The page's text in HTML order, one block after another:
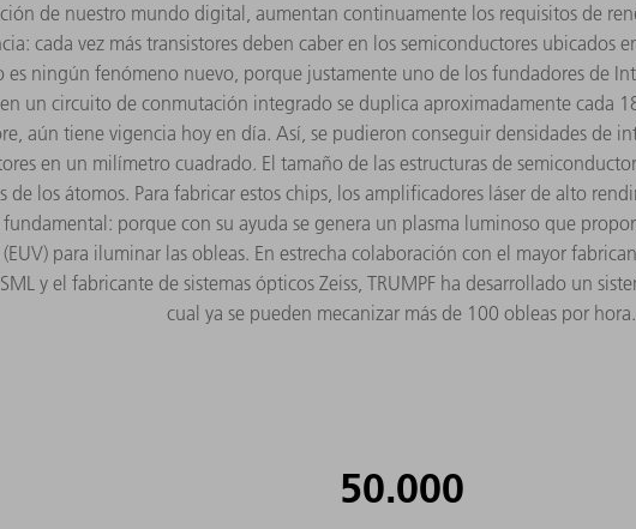
de nuestro mundo digital, aumentan continuamente los requisitos de
cada vez más transistores deben caber en los semiconductores ubicados
es ningún fenómeno nuevo, porque justamente uno de los fundadores de
un circuito de conmutación integrado se duplica aproximadamente cada
aún tiene vigencia hoy en día. Así, se pudieron conseguir densidades de
en un milímetro cuadrado. El tamaño de las estructuras de
de los átomos. Para fabricar estos chips, los amplificadores láser de alto
porque con su ayuda se genera un plasma luminoso que
para iluminar las obleas. En estrecha colaboración con el mayor
y el fabricante de sistemas ópticos Zeiss, TRUMPF ha desarrollado un
cual ya se pueden mecanizar más de 100 obleas por hora.
50.000